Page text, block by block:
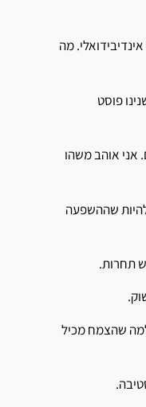
מה
פוסט
אני אוהב משהו
שההשפעה
תחרות.
שהצמח מכיל